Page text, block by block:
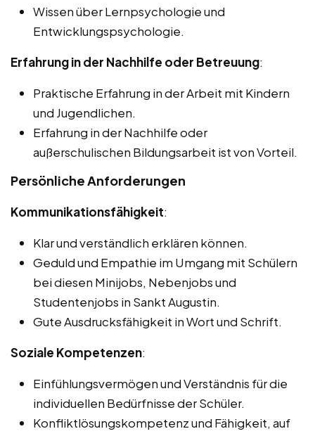
Wissen über Lernpsychologie und
Entwicklungspsychologie.
Erfahrung in der Nachhilfe oder Betreuung:
Praktische Erfahrung in der Arbeit mit Kindern
und Jugendlichen.
Erfahrung in der Nachhilfe oder
außerschulischen Bildungsarbeit ist von Vorteil.
Persönliche Anforderungen
Kommunikationsfähigkeit:
Klar und verständlich erklären können.
Geduld und Empathie im Umgang mit Schülern
bei diesen Minijobs, Nebenjobs und
Studentenjobs in Sankt Augustin.
Gute Ausdrucksfähigkeit in Wort und Schrift.
Soziale Kompetenzen:
Einfühlungsvermögen und Verständnis für die
individuellen Bedürfnisse der Schüler.
Konfliktlösungskompetenz und Fähigkeit, auf